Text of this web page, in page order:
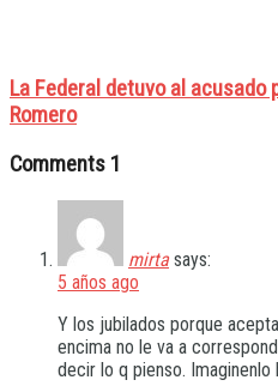
La Federal detuvo al acusado
Romero
Comments 1
mirta says:
5 años ago
Y los jubilados porque
encima no le va a
decir lo q pienso. Imaginenlo